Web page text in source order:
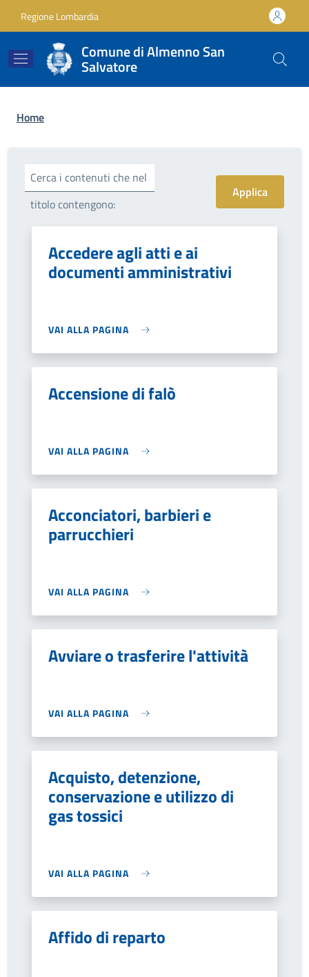
Regione Lombardia
Comune di Almenno San
Salvatore
Briciole di pane
Home
Cerca i contenuti che nel
titolo contengono:
Accedere agli atti e ai
documenti amministrativi
VAI ALLA PAGINA
Accensione di falò
VAI ALLA PAGINA
Acconciatori, barbieri e
parrucchieri
VAI ALLA PAGINA
Avviare o trasferire l'attività
VAI ALLA PAGINA
Acquisto, detenzione,
conservazione e utilizzo di
gas tossici
VAI ALLA PAGINA
Affido di reparto